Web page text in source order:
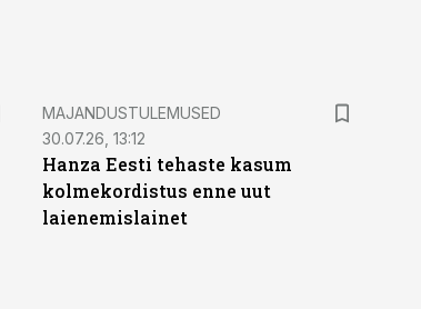
MAJANDUSTULEMUSED
30.07.26, 13:12
Hanza Eesti tehaste kasum
kolmekordistus enne uut
laienemislainet